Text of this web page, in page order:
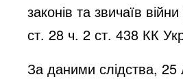
законів та звичаїв
ст. 28 ч. 2 ст. 438 КК
За даними слідства,